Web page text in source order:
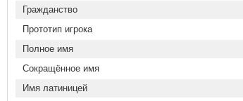
Гражданство
Прототип игрока
Полное имя
Сокращённое имя
Имя латиницей